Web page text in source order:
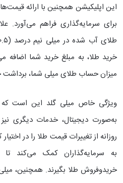
این اپلیکیشن همچنین با ارائه
برای سرمایه‌گذاری فراهم می‌آورد.
طلای آب شده در میلی نیم درصد (
خرید طلا، به مبلغ خرید شما اضافه
میزان حساب طلای میلی شما،
ویژگی خاص میلی گلد این است که
به‌صورت دیجیتال، خدمات دیگری
روزانه از تغییرات قیمت طلا را در
به سرمایه‌گذاران کمک می‌کند
خریدوفروش طلا بگیرند. همچنین،